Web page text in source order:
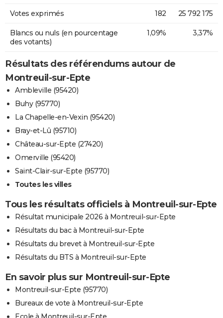
Votes exprimés 182 25 792 175
Blancs ou nuls (en pourcentage
des votants)
1,09% 3,37%
Résultats des référendums autour de
Montreuil-sur-Epte
Ambleville (95420)
Buhy (95770)
La Chapelle-en-Vexin (95420)
Bray-et-Lû (95710)
Château-sur-Epte (27420)
Omerville (95420)
Saint-Clair-sur-Epte (95770)
Toutes les villes
Tous les résultats officiels à Montreuil-sur-Epte
Résultat municipale 2026 à Montreuil-sur-Epte
Résultats du bac à Montreuil-sur-Epte
Résultats du brevet à Montreuil-sur-Epte
Résultats du BTS à Montreuil-sur-Epte
En savoir plus sur Montreuil-sur-Epte
Montreuil-sur-Epte (95770)
Bureaux de vote à Montreuil-sur-Epte